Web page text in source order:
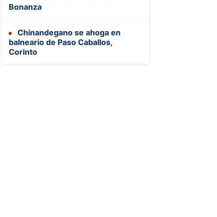
Bonanza
Chinandegano se ahoga en
balneario de Paso Caballos,
Corinto